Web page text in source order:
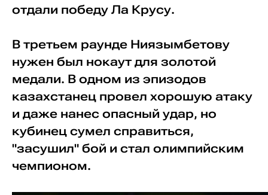
отдали победу Ла Крусу.
В третьем раунде Ниязымбетову
нужен был нокаут для золотой
медали. В одном из эпизодов
казахстанец провел хорошую атаку
и даже нанес опасный удар, но
кубинец сумел справиться,
"засушил" бой и стал олимпийским
чемпионом.